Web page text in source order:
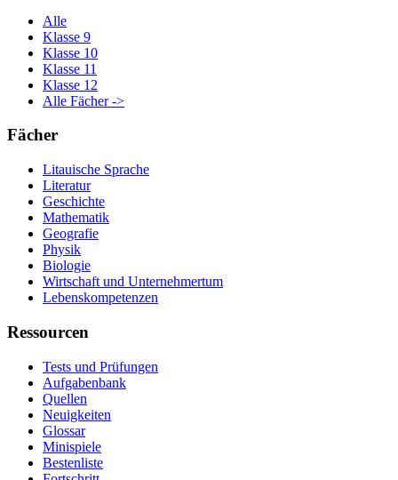
Alle
Klasse 9
Klasse 10
Klasse 11
Klasse 12
Alle Fächer ->
Fächer
Litauische Sprache
Literatur
Geschichte
Mathematik
Geografie
Physik
Biologie
Wirtschaft und Unternehmertum
Lebenskompetenzen
Ressourcen
Tests und Prüfungen
Aufgabenbank
Quellen
Neuigkeiten
Glossar
Minispiele
Bestenliste